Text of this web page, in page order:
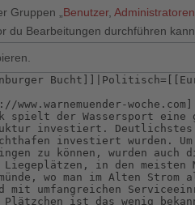
Gruppen „ Benutzer,Administratoren
du Bearbeitungen durchführen